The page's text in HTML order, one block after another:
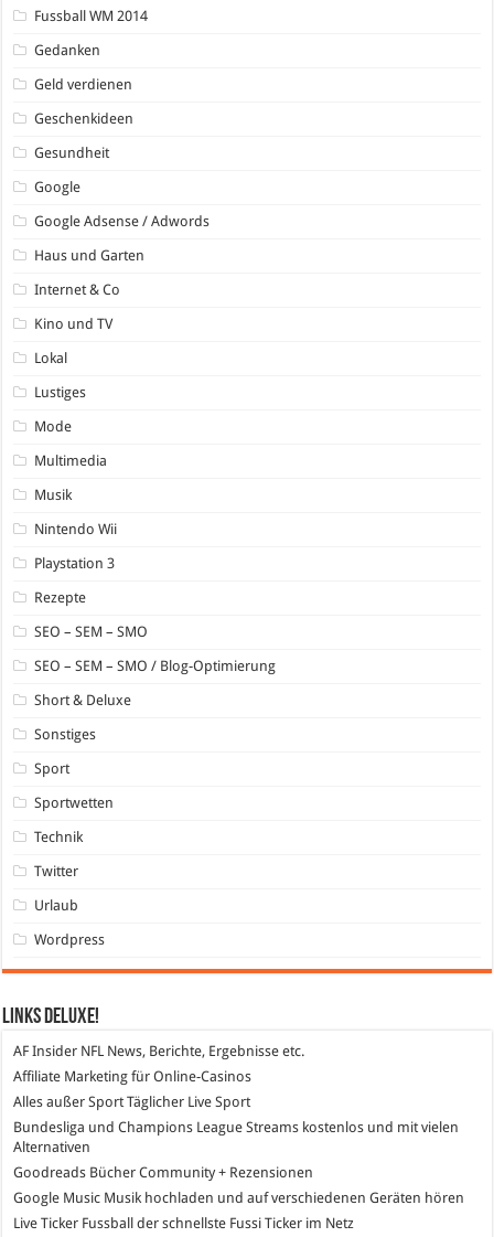
Fussball WM 2014
Gedanken
Geld verdienen
Geschenkideen
Gesundheit
Google
Google Adsense / Adwords
Haus und Garten
Internet & Co
Kino und TV
Lokal
Lustiges
Mode
Multimedia
Musik
Nintendo Wii
Playstation 3
Rezepte
SEO – SEM – SMO
SEO – SEM – SMO / Blog-Optimierung
Short & Deluxe
Sonstiges
Sport
Sportwetten
Technik
Twitter
Urlaub
Wordpress
Links DeLuXe!
AF Insider NFL News, Berichte, Ergebnisse etc.
Affiliate Marketing für Online-Casinos
Alles außer Sport Täglicher Live Sport
Bundesliga und Champions League Streams kostenlos und mit vielen
Alternativen
Goodreads Bücher Community + Rezensionen
Google Music Musik hochladen und auf verschiedenen Geräten hören
Live Ticker Fussball der schnellste Fussi Ticker im Netz